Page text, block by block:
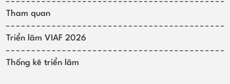
Tham quan
Triển lãm VIAF 2026
Thống kê triển lãm